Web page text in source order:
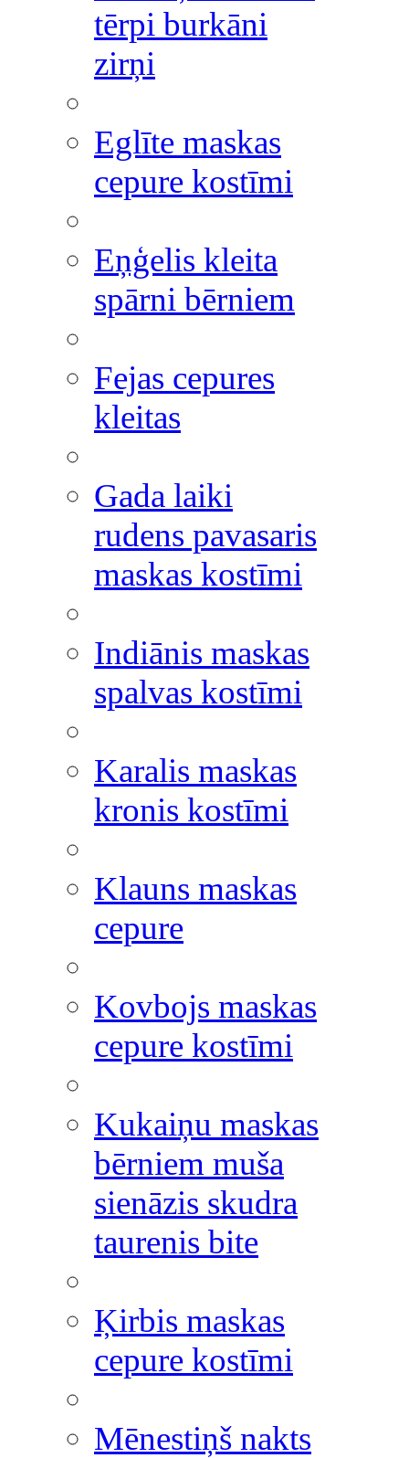
tērpi burkāni
zirņi
Eglīte maskas
cepure kostīmi
Eņģelis kleita
spārni bērniem
Fejas cepures
kleitas
Gada laiki
rudens pavasaris
maskas kostīmi
Indiānis maskas
spalvas kostīmi
Karalis maskas
kronis kostīmi
Klauns maskas
cepure
Kovbojs maskas
cepure kostīmi
Kukaiņu maskas
bērniem muša
sienāzis skudra
taurenis bite
Ķirbis maskas
cepure kostīmi
Mēnestiņš nakts